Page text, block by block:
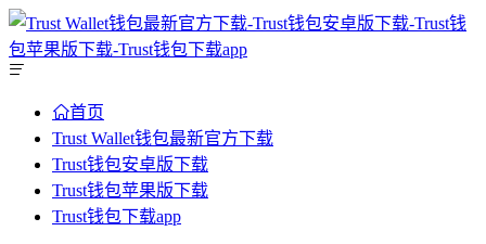
首页
Trust Wallet钱包最新官方下载
Trust钱包安卓版下载
Trust钱包苹果版下载
Trust钱包下载app